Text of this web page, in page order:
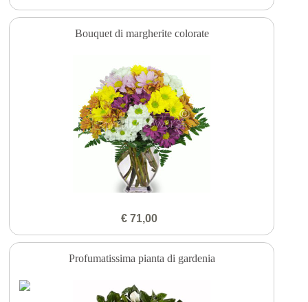
Bouquet di margherite colorate
€ 71,00
Profumatissima pianta di gardenia